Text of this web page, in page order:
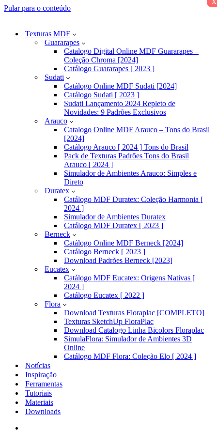
Pular para o conteúdo
Texturas MDF
Guararapes
Catalogo Digital Online MDF Guararapes –
Coleção Chroma [2024]
Catálogo Guararapes [ 2023 ]
Sudati
Catálogo Online MDF Sudati [2024]
Catálogo Sudati [ 2023 ]
Sudati Lançamento 2024 Repleto de
Novidades: 9 Padrões Exclusivos
Arauco
Catalogo Online MDF Arauco – Tons do Brasil
[2024]
Catálogo Arauco [ 2024 ] Tons do Brasil
Pack de Texturas Padrões Tons do Brasil
Arauco [ 2024 ]
Simulador de Ambientes Arauco: Simples e
Direto
Duratex
Catálogo MDF Duratex: Coleção Harmonia [
2024 ]
Simulador de Ambientes Duratex
Catálogo MDF Duratex [ 2023 ]
Berneck
Catálogo Online MDF Berneck [2024]
Catálogo Berneck [ 2023 ]
Download Padrões Berneck [2023]
Eucatex
Catálogo MDF Eucatex: Origens Nativas [
2024 ]
Catálogo Eucatex [ 2022 ]
Flora
Download Texturas Floraplac [COMPLETO]
Texturas SketchUp FloraPlac
Download Catalogo Linha Bicolors Floraplac
SimulaFlora: Simulador de Ambientes 3D
Online
Catálogo MDF Flora: Coleção Elo [ 2024 ]
Notícias
Inspiração
Ferramentas
Tutoriais
Materiais
Downloads